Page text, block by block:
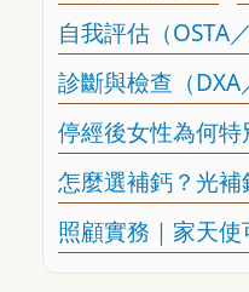
自我評估（OSTA／
診斷與檢查（DXA
停經後女性為何特
怎麼選補鈣？光補
照顧實務｜家天